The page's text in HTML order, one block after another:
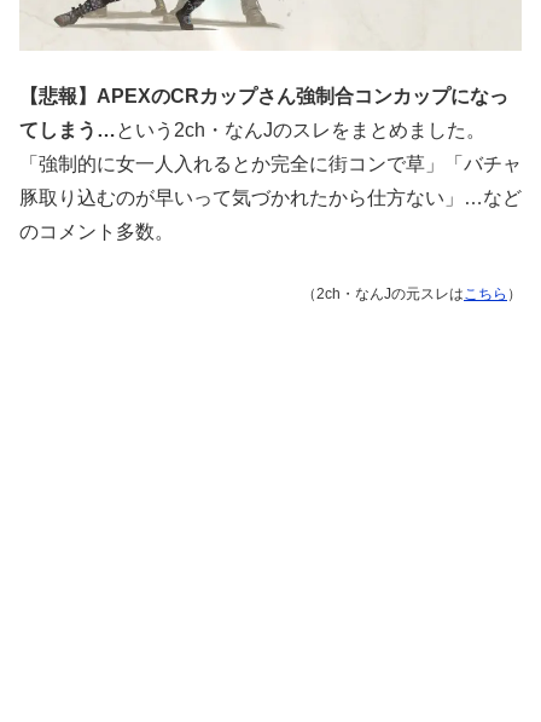
【悲報】APEXのCRカップさん強制合コンカップになっ
てしまう…という2ch・なんJのスレをまとめました。
「強制的に女一人入れるとか完全に街コンで草」「バチャ
豚取り込むのが早いって気づかれたから仕方ない」…など
のコメント多数。
（2ch・なんJの元スレはこちら ）